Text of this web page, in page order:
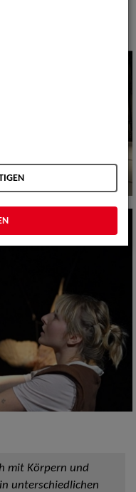
mit Körpern und
unterschiedlichen